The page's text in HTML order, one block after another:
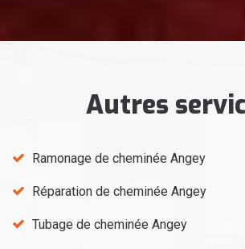
Autres
Ramonage de cheminée Angey
Réparation de cheminée Angey
Tubage de cheminée Angey